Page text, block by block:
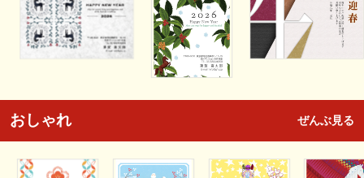
おしゃれ ぜんぶ見る